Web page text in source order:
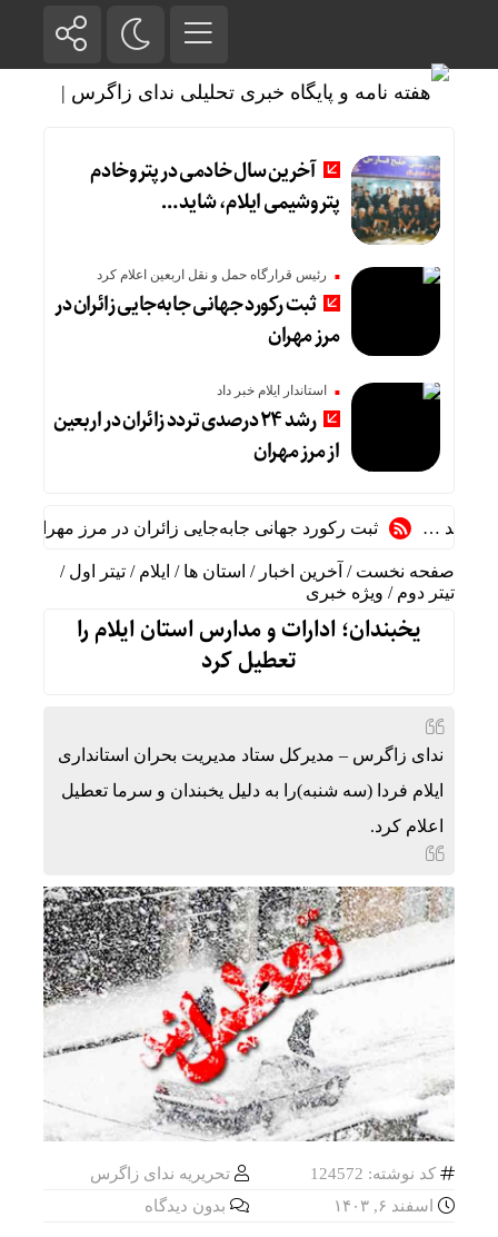
آخرین سال خادمی در پتروخادم
پتروشیمی ایلام، شاید …
رئیس قرارگاه حمل و نقل اربعین اعلام کرد
ثبت رکورد جهانی جابه‌جایی زائران در
مرز مهران
استاندار ایلام خبر داد
رشد ۲۴ درصدی تردد زائران در اربعین
از مرز مهران
… ثبت رکورد جهانی جابه‌جایی زائران در مرز مهران
صفحه نخست / آخرین اخبار / استان ها / ایلام / تیتر اول /
تیتر دوم / ویژه خبری
یخبندان؛ ادارات و مدارس استان ایلام را
تعطیل کرد
ندای زاگرس – مدیرکل ستاد مدیریت بحران استانداری
ایلام فردا (سه شنبه)را به دلیل یخبندان و سرما تعطیل
اعلام کرد.
کد نوشته: 124572
تحریریه ندای زاگرس
اسفند ۶, ۱۴۰۳
بدون دیدگاه